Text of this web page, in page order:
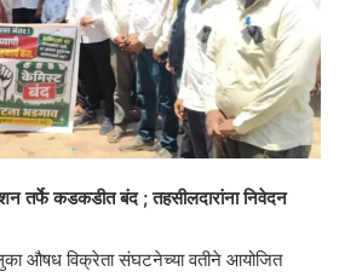
तर्फे कडकडीत बंद ; तहसीलदारांना निवेदन
औषध विक्रेता संघटनेच्या वतीने आयोजित